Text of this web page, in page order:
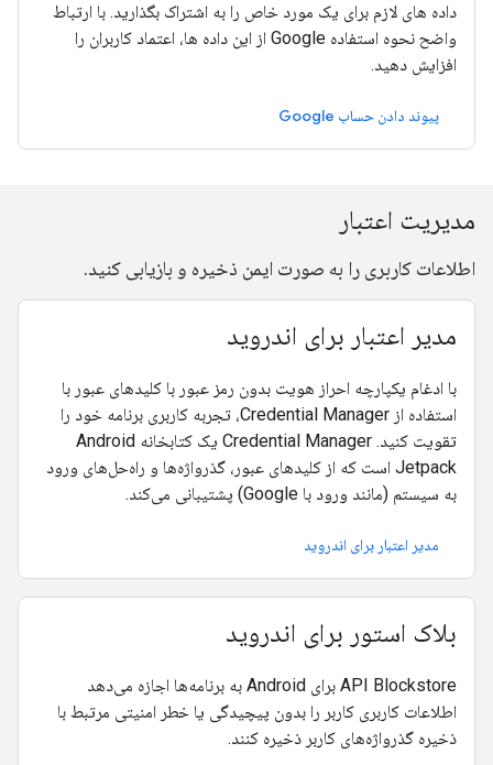
داده های لازم برای یک مورد خاص را به اشتراک بگذارید. با ارتباط
واضح نحوه استفاده Google از این داده ها، اعتماد کاربران را
افزایش دهید.
پیوند دادن حساب Google
مدیریت اعتبار
اطلاعات کاربری را به صورت ایمن ذخیره و بازیابی کنید.
مدیر اعتبار برای اندروید
با ادغام یکپارچه احراز هویت بدون رمز عبور با کلیدهای عبور با
استفاده از Credential Manager، تجربه کاربری برنامه خود را
تقویت کنید. Credential Manager یک کتابخانه Android
Jetpack است که از کلیدهای عبور، گذرواژه‌ها و راه‌حل‌های ورود
به سیستم (مانند ورود با Google) پشتیبانی می‌کند.
مدیر اعتبار برای اندروید
بلاک استور برای اندروید
API Blockstore برای Android به برنامه‌ها اجازه می‌دهد
اطلاعات کاربری کاربر را بدون پیچیدگی یا خطر امنیتی مرتبط با
ذخیره گذرواژه‌های کاربر ذخیره کنند.